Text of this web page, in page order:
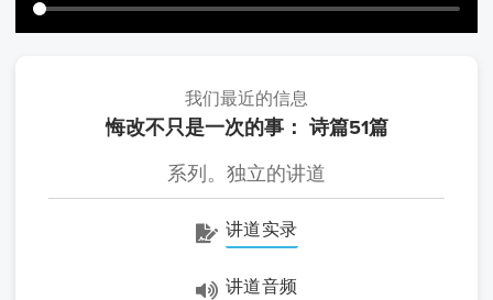
我们最近的信息
悔改不只是一次的事： 诗篇51篇
系列。独立的讲道
讲道实录
讲道音频